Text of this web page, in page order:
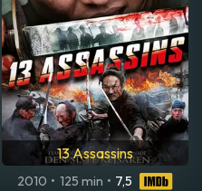
13 Assassins
2010 • 125 min • 7,5